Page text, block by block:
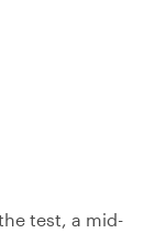
test, a mid-